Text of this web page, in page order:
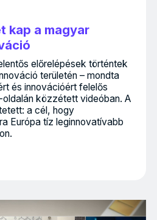
kap a magyar
előrelépések történtek
területén – mondta
és innovációért felelős
közzétett videóban. A
a cél, hogy
Európa tíz leginnovatívabb